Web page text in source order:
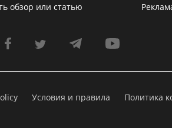
обзор или статью
Условия и правила Политика